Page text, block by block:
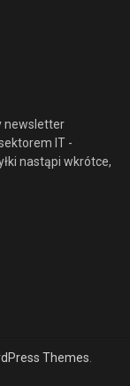
newsletter
IT -
nastąpi wkrótce,
Themes